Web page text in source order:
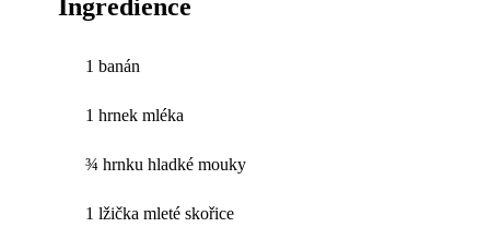
Ingredience
1 banán
1 hrnek mléka
¾ hrnku hladké mouky
1 lžička mleté skořice